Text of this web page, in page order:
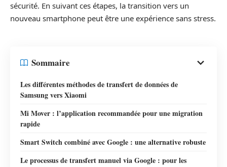
sécurité. En suivant ces étapes, la transition vers un
nouveau smartphone peut être une expérience sans stress.
Sommaire
Les différentes méthodes de transfert de données de
Samsung vers Xiaomi
Mi Mover : l’application recommandée pour une migration
rapide
Smart Switch combiné avec Google : une alternative robuste
Le processus de transfert manuel via Google : pour les